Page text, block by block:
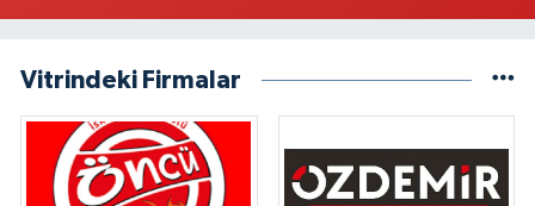
Vitrindeki Firmalar